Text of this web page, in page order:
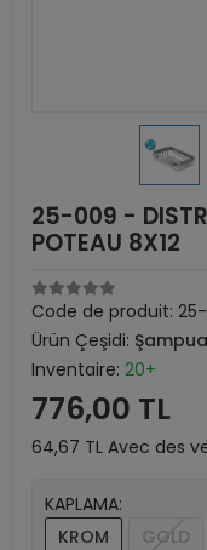
25-009 -
POTEAU 8X12
Code de produit:
Ürün Çeşidi:
Inventaire: 20+
776,00 TL
64,67 TL Avec des
KAPLAMA:
KROM
GOLD